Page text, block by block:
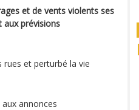
et de vents violents ses
aux prévisions
rues et perturbé la vie
annonces